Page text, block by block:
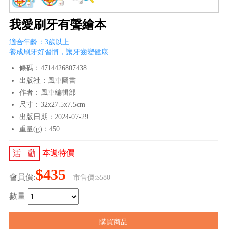
我愛刷牙有聲繪本
適合年齡：3歲以上
養成刷牙好習慣，讓牙齒變健康
條碼：4714426807438
出版社：風車圖書
作者：風車編輯部
尺寸：32x27.5x7.5cm
出版日期：2024-07-29
重量(g)：450
本週特價
會員價:$435 市售價:$580
數量